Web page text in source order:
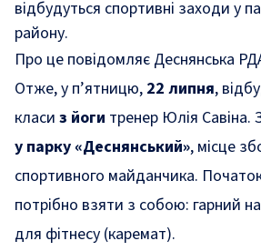
відбудуться спортивні заходи у
району.
Про це повідомляє Деснянська
Отже, у п’ятницю, 22 липня,
класи з йоги тренер Юлія Савіна.
у парку «Деснянський», місце
спортивного майданчика.
потрібно взяти з собою: гарний
для фітнесу (каремат).